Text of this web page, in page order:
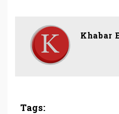
Khabar
Tags: